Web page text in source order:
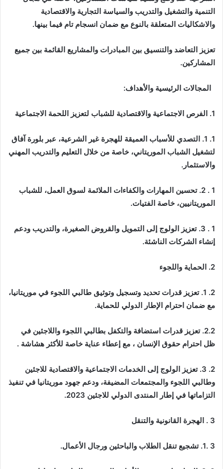
التنمية والتشغيل والتدريب والسياسة التجارية والاقتصادية
والاشكاليات المتعلقة بالنوع مع ضمان انسجام تام فيما بينها.
تعزيز التعاضد والتنسيق بين المبادرات والمشاريع القائمة بين جميع
المشاركين.
المجالات الرئيسية والأهداف:
1. الفرص الاجتماعية والاقتصادية للشباب لتعزيز اللحمة الاجتماعية
1. 1. التصدي للأسباب العميقة للهجرة غير الشرعية، عبر بلورة آفاق
لتشغيل الشباب الموريتاني، خاصة من خلال التعليم والتدريب المهني
والاستثمار.
1 . 2. تحسين المهارات والكفاءات الملائمة لسوق العمل، للشباب
الموريتانيين، خاصة الفتيات.
1 . 3. تعزيز الولوج إلى التمويل والقروض الصغيرة، والتدريب ودعم
إنشاء الشركات الناشئة.
2. الحماية واللجوء
2. 1. تعزيز قدرات تحديد وتسجيل وتوثيق طالبي اللجوء في موريتانيا،
مع ضمان احترام الإطار الدولي للحماية.
2.2. تعزيز قدرات استضافة والتكفل بطالبي اللجوء واللاجئين في
ظل احترام حقوق الإنسان ، مع إعطاء عناية خاصة للأكثر هشاشة .
2. 3. تعزيز الولوج إلى الخدمات الاجتماعية والاقتصادية للاجئين
وطالبي اللجوء والمجتمعات المضيفة، ودعم جهود موريتانيا في تنفيذ
التزاماتها في إطار المنتدى الدولي للاجئين 2023.
3 . الهجرة القانونية والتنقل
3 .1. تشجيع تنقل الطلاب والباحثين ورجال الأعمال.